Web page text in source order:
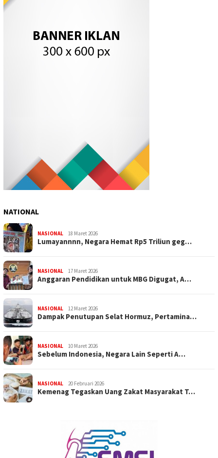
NATIONAL
NASIONAL 18 Maret 2026
Lumayannnn, Negara Hemat Rp5 Triliun geg…
NASIONAL 17 Maret 2026
Anggaran Pendidikan untuk MBG Digugat, A…
NASIONAL 12 Maret 2026
Dampak Penutupan Selat Hormuz, Pertamina…
NASIONAL 10 Maret 2026
Sebelum Indonesia, Negara Lain Seperti A…
NASIONAL 20 Februari 2026
Kemenag Tegaskan Uang Zakat Masyarakat T…